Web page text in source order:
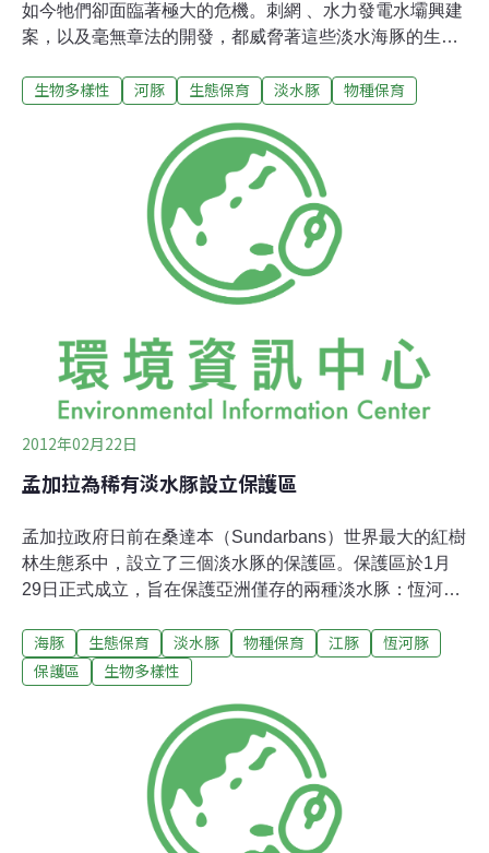
如今牠們卻面臨著極大的危機。刺網 、水力發電水壩興建
案，以及毫無章法的開發，都威脅著這些淡水海豚的生
大的挑戰是這些海豚的幼豚們正大量死亡。WWF與柬埔寨
率幾乎是零。這意謂著，所有在湄公河出生的伊河豚事實
上在一歲之前即面臨死亡。「如果這種情況繼續下去，伊
河豚將在十年之內消失於有河川之母美稱的湄公河。」
WWF柬埔寨分會海豚研究員傑瑞萊恩表示：「然而問題在
於，我們仍不確定伊河豚正大量死亡的原因。」2012年1
月，WWF在柬埔寨桔井省召開了海豚對話研討會，來自世
界各地的15位頂尖的鯨類科學家、許多當地及區域性專家
的主要因素，但並不是幼鯨高死亡率的原因，而其真正原
因仍未明。WWF、
生物多樣性 河豚 生態保育 淡水豚 物種保育
2012年02月22日
孟加拉為稀有淡水豚設立保護區
孟加拉政府日前在桑達本（Sundarbans）世界最大的紅樹
林生態系中，設立了三個淡水豚的保護區。保護區於1月
29日正式成立，旨在保護亞洲僅存的兩種淡水豚：恆河豚
gangetica）與伊河豚（Irrawaddy dolphin，Orcaella
brevirostris）。這兩種淡水豚都沒有全球族群量評估的資
仍有225隻的恆河豚和450隻的伊河豚存活在桑達本地區。
在世界自然保育聯盟（IUCN）的瀕危物種紅皮書中，恆河
豚的保育狀態屬於瀕危（EN），而伊河豚則為易危
（VU）。因為興建水壩、有毒物質汙染以及非永續漁業等
諸多人類活動，破壞了牠們的棲息地，使得淡水豚成為世
海豚 生態保育 淡水豚 物種保育 江豚
恆河豚
保護區
生物多樣性